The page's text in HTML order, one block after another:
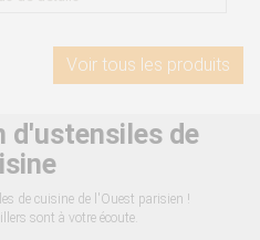
Voir tous les produits
d'ustensiles de
de cuisine de l'Ouest parisien !
sont à votre écoute.